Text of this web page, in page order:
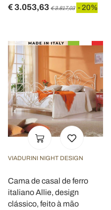
€ 3.053,63 € 3.817,03 - 20%
VIADURINI NIGHT DESIGN
Cama de casal de ferro
italiano Allie, design
clássico, feito à mão